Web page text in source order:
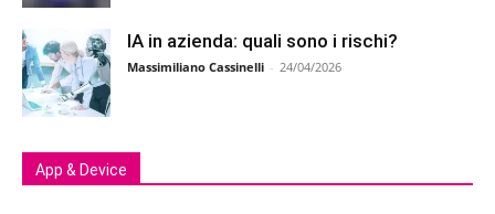
IA in azienda: quali sono i rischi?
Massimiliano Cassinelli - 24/04/2026
App & Device